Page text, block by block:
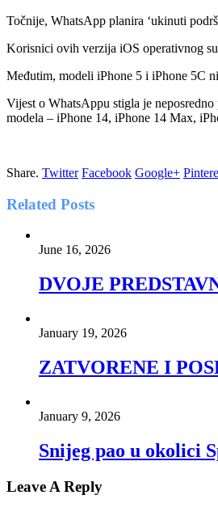
Točnije, WhatsApp planira ‘ukinuti
Korisnici ovih verzija iOS operativnog
Međutim, modeli iPhone 5 i iPhone 5C
Vijest o WhatsAppu stigla je
modela – iPhone 14, iPhone 14 Max,
Share. Twitter Facebook Google+
Related Posts
June 16, 2026
DVOJE
January 19, 2026
ZATVORENE I
January 9, 2026
Snijeg pao u okolici
Leave A Reply